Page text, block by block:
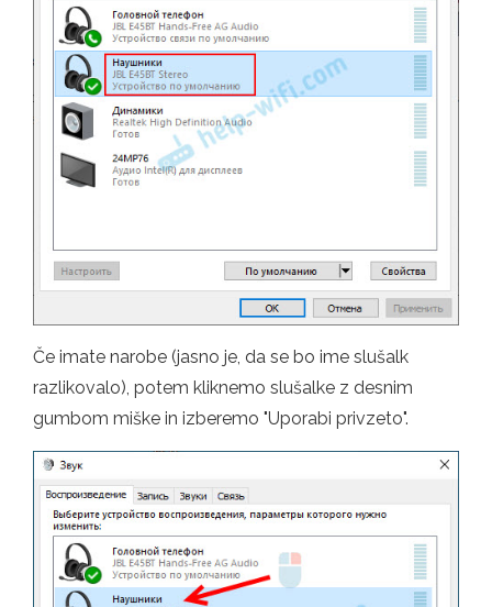
Če imate narobe (jasno je, da se bo ime slušalk
razlikovalo), potem kliknemo slušalke z desnim
gumbom miške in izberemo "Uporabi privzeto".